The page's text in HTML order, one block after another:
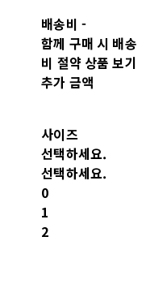
배송비 -
함께 구매 시 배송
비 절약 상품 보기
추가 금액
사이즈
선택하세요.
선택하세요.
0
1
2